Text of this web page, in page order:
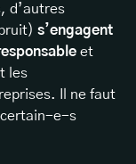
d’autres
s’engagent
et
les
Il ne faut
certain-e-s